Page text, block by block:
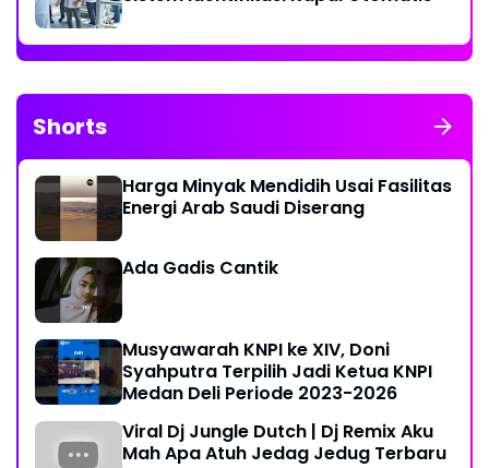
Shorts
Harga Minyak Mendidih Usai Fasilitas
Energi Arab Saudi Diserang
Ada Gadis Cantik
Musyawarah KNPI ke XIV, Doni
Syahputra Terpilih Jadi Ketua KNPI
Medan Deli Periode 2023-2026
Viral Dj Jungle Dutch | Dj Remix Aku
Mah Apa Atuh Jedag Jedug Terbaru